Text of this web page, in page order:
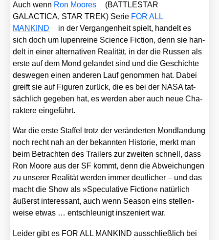
Auch wenn Ron Moo­res
(BATTLESTAR
GALACTICA, STAR TREK) Serie FOR ALL
MANKIND
in der Ver­gan­gen­heit spielt, han­delt es
sich doch um lupen­rei­ne Sci­ence Fic­tion, denn sie han­
delt in einer alter­na­ti­ven Rea­li­tät, in der die Rus­sen als
ers­te auf dem Mond gelan­det sind und die Geschich­te
des­we­gen einen ande­ren Lauf genom­men hat. Dabei
greift sie auf Figu­ren zurück, die es bei der NASA tat­
säch­lich gege­ben hat, es wer­den aber auch neue Cha­
rak­te­re ein­ge­führt.
War die ers­te Staf­fel trotz der ver­än­der­ten Mond­lan­dung
noch recht nah an der bekann­ten His­to­rie, merkt man
beim Betrach­ten des Trai­lers zur zwei­ten schnell, dass
Ron Moo­re aus der SF kommt, denn die Abwei­chun­gen
zu unse­rer Rea­li­tät wer­den immer deut­li­cher – und das
macht die Show als »Spe­cu­la­ti­ve Fic­tion« natür­lich
äußerst inter­es­sant, auch wenn Sea­son eins stel­len­
wei­se etwas … ent­schleu­nigt insze­niert war.
Lei­der gibt es FOR ALL MANKIND aus­schließ­lich bei